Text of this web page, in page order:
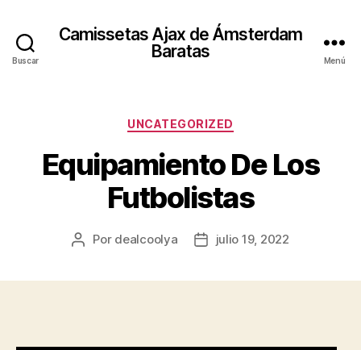
Buscar
Camissetas Ajax de Ámsterdam
Baratas
Menú
Categorías
UNCATEGORIZED
Equipamiento De Los
Futbolistas
Autor
Por dealcoolya
Fechajulio 19, 2022